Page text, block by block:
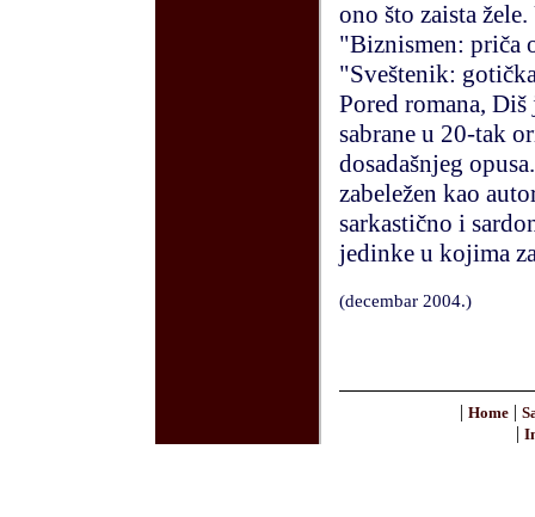
ono što zaista
"Biznismen: priča
"Sveštenik:
Pored romana,
sabrane u 20-tak
dosadašnjeg
zabeležen kao
sarkastično i
jedinke u kojima
(decembar 2004.)
| Home|
|